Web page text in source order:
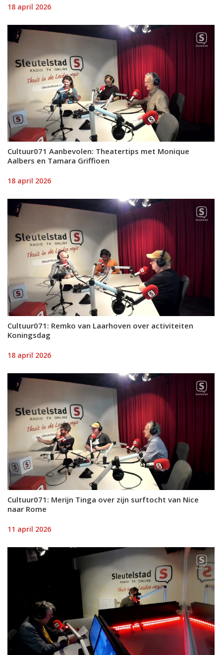
18 april 2026
Cultuur071 Aanbevolen: Theatertips met Monique
Aalbers en Tamara Griffioen
18 april 2026
Cultuur071: Remko van Laarhoven over activiteiten
Koningsdag
18 april 2026
Cultuur071: Merijn Tinga over zijn surftocht van Nice
naar Rome
11 april 2026